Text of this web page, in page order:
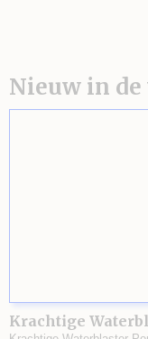
Nieuw in de
Krachtige